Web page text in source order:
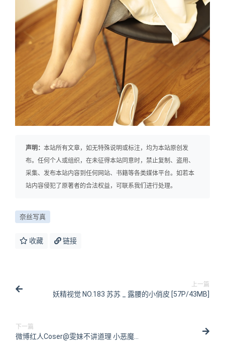
声明： 本站所有文章，如无特殊说明或标注，均为本站原创发
布。任何个人或组织，在未征得本站同意时，禁止复制、盗用、
采集、发布本站内容到任何网站、书籍等各类媒体平台。如若本
站内容侵犯了原著者的合法权益，可联系我们进行处理。
奈丝写真
收藏 链接
上一篇
妖精视觉 NO.183 苏苏 _ 露腰的小俏皮 [57P/43MB]
下一篇
微博红人Coser@雯妹不讲道理 小恶魔